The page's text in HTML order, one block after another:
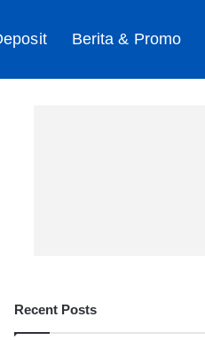
Berita & Promo
Recent Posts